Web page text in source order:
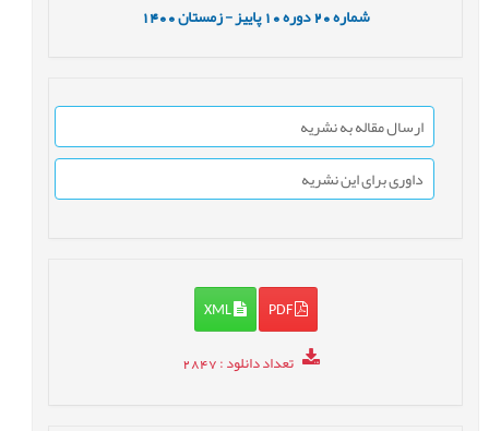
شماره20 دوره10 پاییز - زمستان1400
ارسال مقاله به نشریه
داوری برای این نشریه
PDF
XML
تعداد دانلود: 2847